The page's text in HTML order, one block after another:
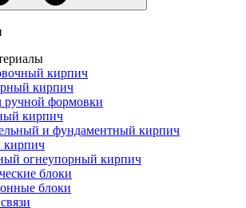
кирпич
кирпич
формовки
кирпич
и фундаментный кирпич
кирпич
огнеупорный кирпич
блоки
блоки